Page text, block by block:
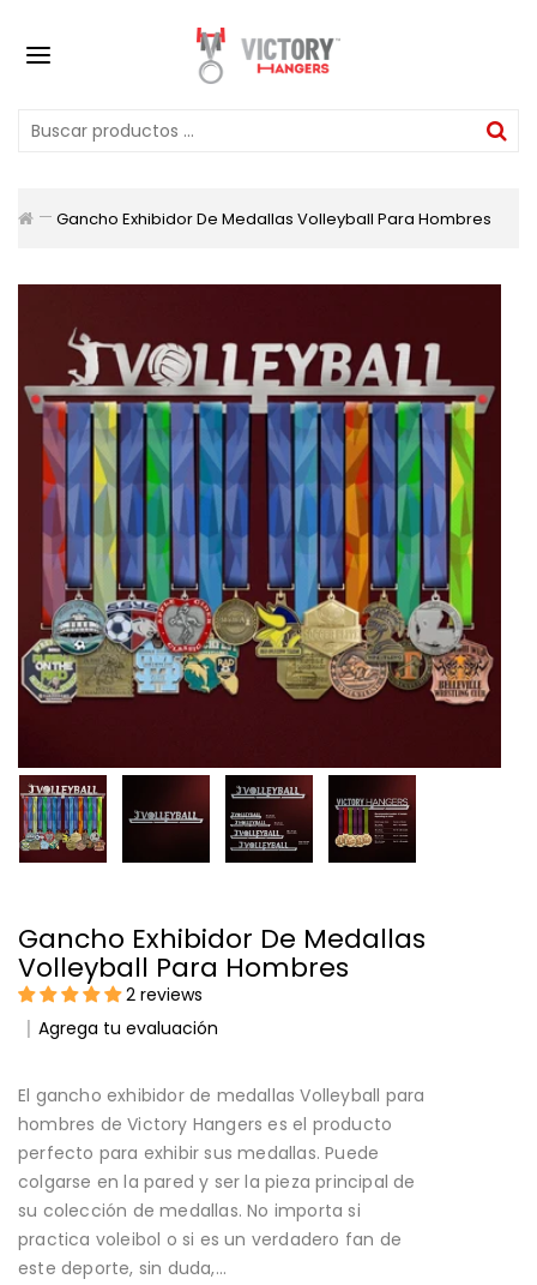
Gancho Exhibidor De Medallas Volleyball Para Hombres
Gancho Exhibidor De Medallas
Volleyball Para Hombres
2 reviews
Agrega tu evaluación
El gancho exhibidor de medallas Volleyball para
hombres de Victory Hangers es el producto
perfecto para exhibir sus medallas. Puede
colgarse en la pared y ser la pieza principal de
su colección de medallas. No importa si
practica voleibol o si es un verdadero fan de
este deporte, sin duda,...